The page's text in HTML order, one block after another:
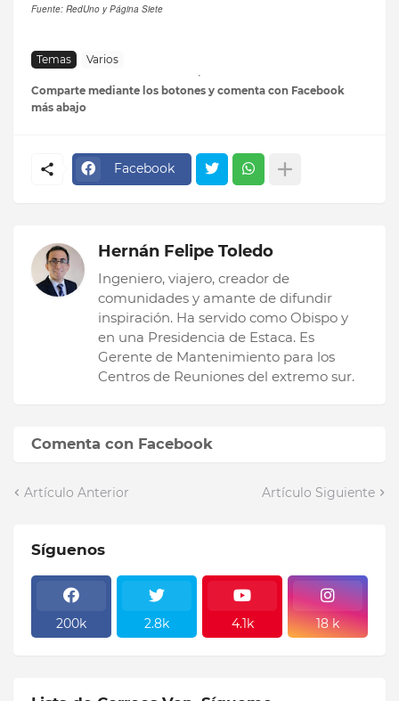
Fuente: RedUno y Página Siete
Temas Varios
Comparte mediante los botones y comenta con Facebook
más abajo
Facebook
Hernán Felipe Toledo
Ingeniero, viajero, creador de
comunidades y amante de difundir
inspiración. Ha servido como Obispo y
en una Presidencia de Estaca. Es
Gerente de Mantenimiento para los
Centros de Reuniones del extremo sur.
Comenta con Facebook
Artículo Anterior Artículo Siguiente
Síguenos
200k 2.8k 4.1k 18 k